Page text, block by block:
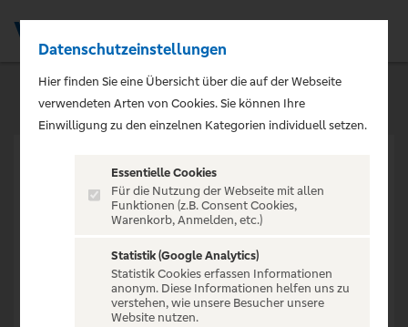
VERANSTALTUNG NICHT
GEFUNDEN
Datenschutzeinstellungen
Hier finden Sie eine Übersicht über die auf der Webseite
verwendeten Arten von Cookies. Sie können Ihre
Einwilligung zu den einzelnen Kategorien individuell setzen.
Essentielle Cookies
Für die Nutzung der Webseite mit allen
Funktionen (z.B. Consent Cookies,
Warenkorb, Anmelden, etc.)
Statistik (Google Analytics)
Statistik Cookies erfassen Informationen
anonym. Diese Informationen helfen uns zu
verstehen, wie unsere Besucher unsere
Website nutzen.